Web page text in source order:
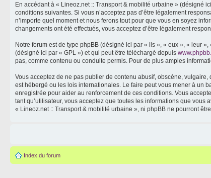
En accédant à « Lineoz.net :: Transport & mobilité urbaine » (désigné
conditions suivantes. Si vous n’acceptez pas d’être légalement
n’importe quel moment et nous ferons tout pour que vous en soyez
changements ont été effectués, vous acceptez d’être légalement
Notre forum est de type phpBB (désigné ici par « ils », « eux », « leur
(désigné ici par « GPL ») et qui peut être téléchargé depuis
pas, comme contenu ou conduite permis. Pour de plus amples
Vous acceptez de ne pas publier de contenu abusif, obscène,
est hébergé ou les lois internationales. Le faire peut vous mener à un
enregistrée pour aider au renforcement de ces conditions. Vous
tant qu’utilisateur, vous acceptez que toutes les informations que
« Lineoz.net :: Transport & mobilité urbaine », ni phpBB ne pourront
Index du forum